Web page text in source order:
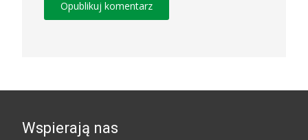
Wspierają nas